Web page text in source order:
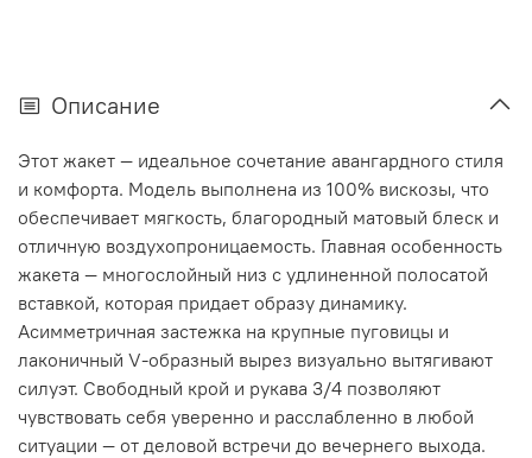
Описание
Этот жакет — идеальное сочетание авангардного стиля
и комфорта. Модель выполнена из 100% вискозы, что
обеспечивает мягкость, благородный матовый блеск и
отличную воздухопроницаемость. Главная особенность
жакета — многослойный низ с удлиненной полосатой
вставкой, которая придает образу динамику.
Асимметричная застежка на крупные пуговицы и
лаконичный V-образный вырез визуально вытягивают
силуэт. Свободный крой и рукава 3/4 позволяют
чувствовать себя уверенно и расслабленно в любой
ситуации — от деловой встречи до вечернего выхода.